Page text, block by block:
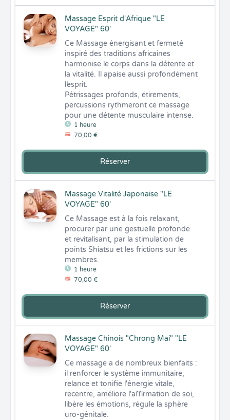
Massage Esprit d'Afrique "LE
VOYAGE" 60'
1 heure
70,00 €
Ce Massage énergisant et fermeté
inspiré des traditions africaines
harmonise le corps dans la détente et
la vitalité. Il apaise aussi profondément
l’esprit.
Pétrissages profonds, étirements,
percussions rythmeront ce massage
pour une détente musculaire intense.
Réserver
Massage Vitalité Japonaise "LE
VOYAGE" 60'
1 heure
70,00 €
Ce Massage est à la fois relaxant,
procurer par une gestuelle profonde
et revitalisant, par la stimulation de
points Shiatsu et les frictions sur les
membres.
Réserver
Massage Chinois "Chrong Mai" "LE
VOYAGE" 60'
Ce massage a de nombreux bienfaits :
il renforcer le système immunitaire,
relance et tonifie l'énergie vitale,
recentre, améliore l'affirmation de soi,
libère les émotions, régule la sphère
uro-génitale.